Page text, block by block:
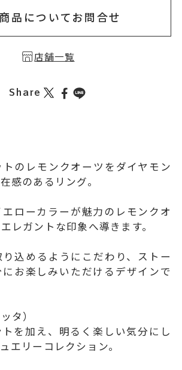
品についてお問合せ
店舗一覧
Share
のレモンクオーツをダイヤモン
感のあるリング。
ローカラーが魅力のレモンクオ
レガントな印象へ導きます。
込めるようにこだわり、ストー
お楽しみいただけるデザインで
タ）
を加え、明るく楽しい気分にし
エリーコレクション。